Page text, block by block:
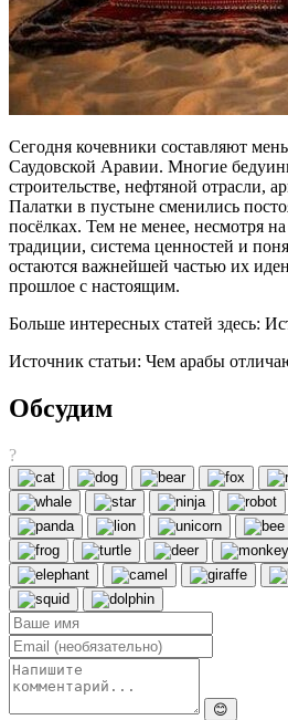
Сегодня кочевники составляют
Саудовской Аравии. Многие
строительстве, нефтяной отрасли,
Палатки в пустыне сменились
посёлках. Тем не менее, несмотря
традиции, система ценностей и
остаются важнейшей частью их
прошлое с настоящим.
Больше интересных статей здесь:
Источник статьи: Чем арабы
Обсудим
?
😊